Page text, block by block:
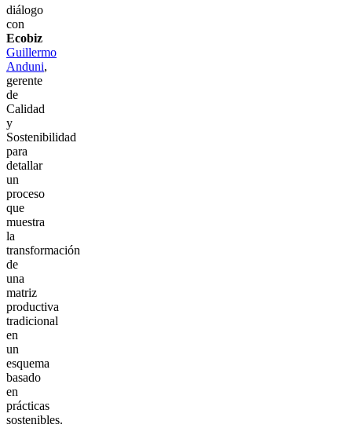
diálogo
con
Ecobiz
Guillermo
Anduni,
gerente
de
Calidad
y
Sostenibilidad
para
detallar
un
proceso
que
muestra
la
transformación
de
una
matriz
productiva
tradicional
en
un
esquema
basado
en
prácticas
sostenibles.